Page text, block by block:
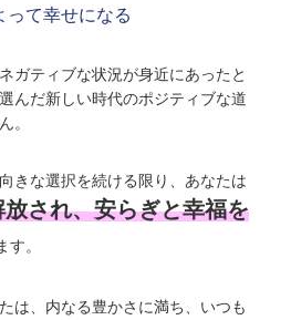
って幸せになる
ガティブな状況が身近にあったと
んだ新しい時代のポジティブな道
。
きな選択を続ける限り、あなたは
され、安らぎと幸福を
す。
は、内なる豊かさに満ち、いつも